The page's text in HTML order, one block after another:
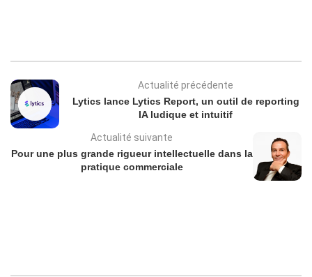
Actualité précédente
Lytics lance Lytics Report, un outil de reporting
IA ludique et intuitif
Actualité suivante
Pour une plus grande rigueur intellectuelle dans la
pratique commerciale